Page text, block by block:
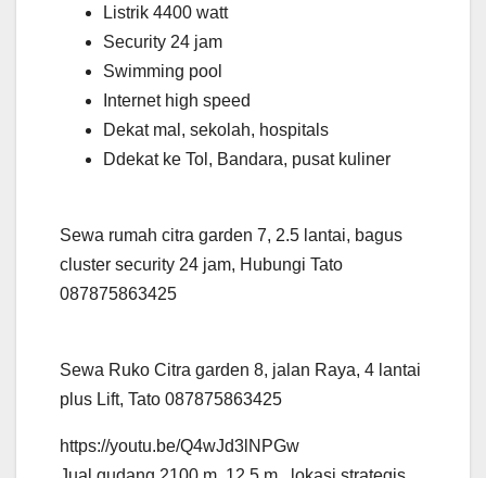
Listrik 4400 watt
Security 24 jam
Swimming pool
Internet high speed
Dekat mal, sekolah, hospitals
Ddekat ke Tol, Bandara, pusat kuliner
Sewa rumah citra garden 7, 2.5 lantai, bagus
cluster security 24 jam, Hubungi Tato
087875863425
Sewa Ruko Citra garden 8, jalan Raya, 4 lantai
plus Lift, Tato 087875863425
https://youtu.be/Q4wJd3lNPGw